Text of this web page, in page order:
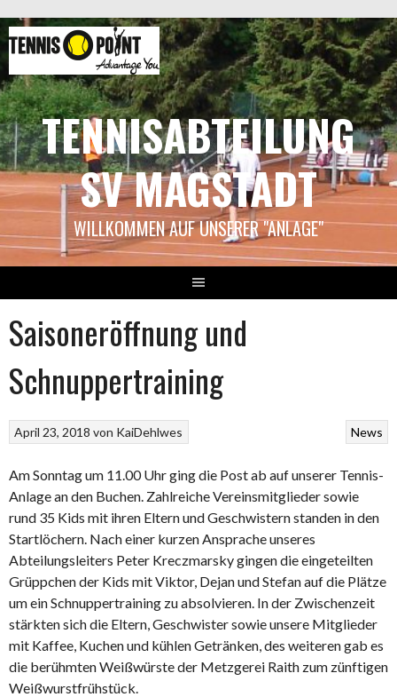
zum
Inhalt
TENNISABTEILUNG
SV MAGSTADT
WILLKOMMEN AUF UNSERER "ANLAGE"
Saisoneröffnung und
Schnuppertraining
News
April 23, 2018 von KaiDehlwes
Am Sonntag um 11.00 Uhr ging die Post ab auf unserer Tennis-
Anlage an den Buchen. Zahlreiche Vereinsmitglieder sowie
rund 35 Kids mit ihren Eltern und Geschwistern standen in den
Startlöchern. Nach einer kurzen Ansprache unseres
Abteilungsleiters Peter Kreczmarsky gingen die eingeteilten
Grüppchen der Kids mit Viktor, Dejan und Stefan auf die Plätze
um ein Schnuppertraining zu absolvieren. In der Zwischenzeit
stärkten sich die Eltern, Geschwister sowie unsere Mitglieder
mit Kaffee, Kuchen und kühlen Getränken, des weiteren gab es
die berühmten Weißwürste der Metzgerei Raith zum zünftigen
Weißwurstfrühstück.